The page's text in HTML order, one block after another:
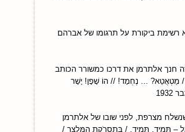
נדפסה בעיתון 'הארץ' (4.11.1932), היא רשימת ביקורת על תרגומו של אברהם
ובזה חנך אלתרמן את דרכו כמשורר הכותב
/ מַטְאֲטֵא? ... נֶחְמָד! // הוֹ שָׁפָן! יָשָׁר
שנשלח מצרפת, לפני שובו של אלתרמן
– תָּמִיד, תָּמִיד, / בְּתִסְרֹקֶת הַמֶּלְצַר /